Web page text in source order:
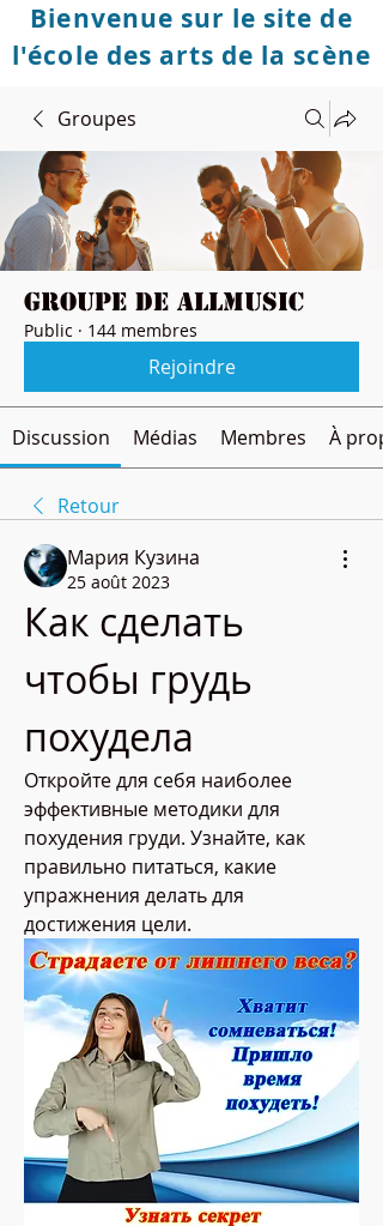
Bienvenue sur le site de
l'école des arts de la scène
Groupes
Groupe de Allmusic
Public · 144 membres
Rejoindre
Discussion Médias Membres À
Retour
Мария Кузина
25 août 2023
Как сделать
чтобы грудь
похудела
Откройте для себя наиболее
эффективные методики для
похудения груди. Узнайте, как
правильно питаться, какие
упражнения делать для
достижения цели.